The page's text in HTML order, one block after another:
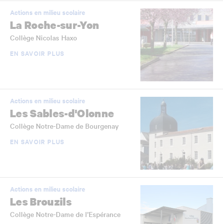
Actions en milieu scolaire
La Roche-sur-Yon
Collège Nicolas Haxo
EN SAVOIR PLUS
Actions en milieu scolaire
Les Sables-d'Olonne
Collège Notre-Dame de Bourgenay
EN SAVOIR PLUS
Actions en milieu scolaire
Les Brouzils
Collège Notre-Dame de l’Espérance